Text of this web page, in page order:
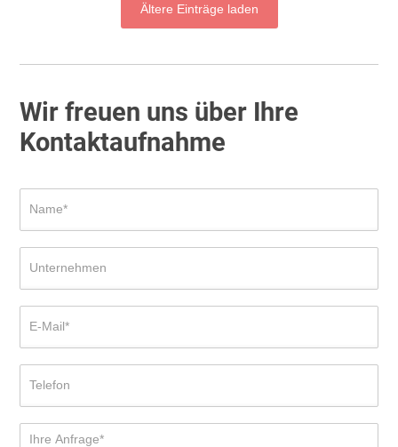
Ältere Einträge laden
Wir freuen uns über Ihre
Kontaktaufnahme